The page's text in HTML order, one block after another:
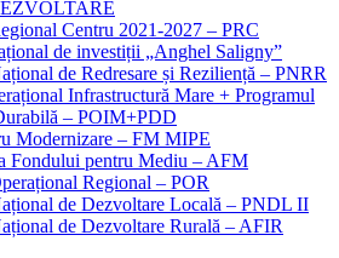
Centru 2021-2027 – PRC
de investiții „Anghel Saligny”
de Redresare și Reziliență – PNRR
Infrastructură Mare + Programul
– POIM+PDD
Modernizare – FM MIPE
Fondului pentru Mediu – AFM
Regional – POR
de Dezvoltare Locală – PNDL II
de Dezvoltare Rurală – AFIR